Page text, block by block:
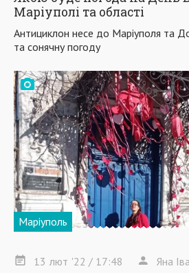
Маріуполі та області
Антициклон несе до Маріуполя та
та сонячну погоду
Маріуполь
13 лют '22 / 17:48 Яна